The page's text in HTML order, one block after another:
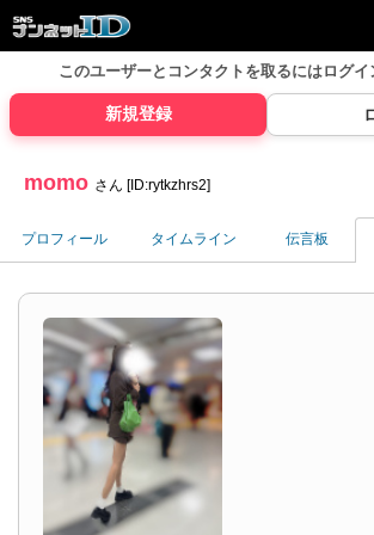
このユーザーとコンタクトを取るにはログイ
新規登録
momo さん [ID:rytkzhrs2]
プロフィール タイムライン 伝言板